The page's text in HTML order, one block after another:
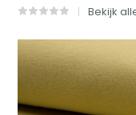
Bekijk